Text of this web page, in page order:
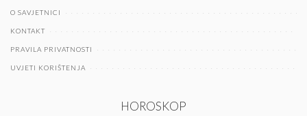
O SAVJETNICI
KONTAKT
PRAVILA PRIVATNOSTI
UVJETI KORIŠTENJA
HOROSKOP